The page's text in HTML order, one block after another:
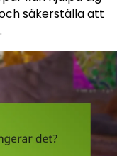
säkerställa att